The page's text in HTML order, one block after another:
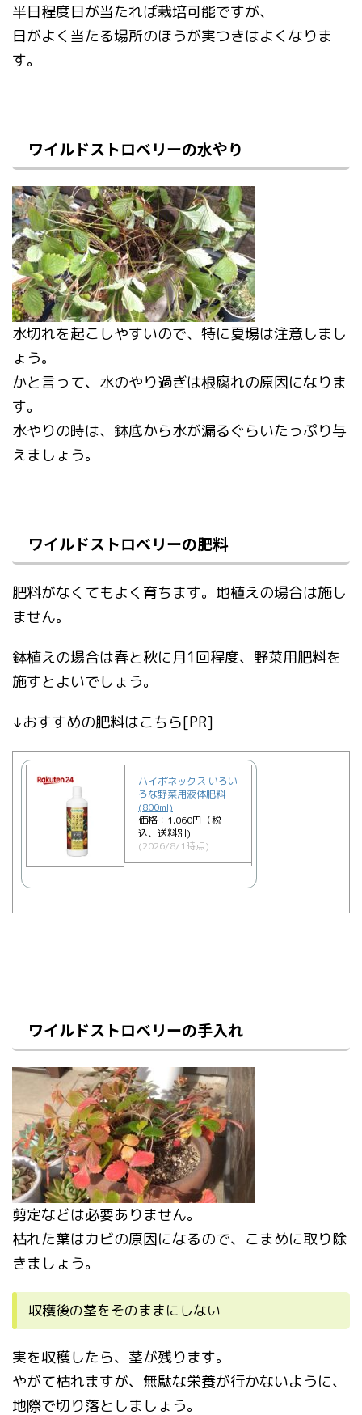
半日程度日が当たれば栽培可能ですが、
日がよく当たる場所のほうが実つきはよくなりま
す。
ワイルドストロベリーの水やり
水切れを起こしやすいので、特に夏場は注意しまし
ょう。
かと言って、水のやり過ぎは根腐れの原因になりま
す。
水やりの時は、鉢底から水が漏るぐらいたっぷり与
えましょう。
ワイルドストロベリーの肥料
肥料がなくてもよく育ちます。地植えの場合は施し
ません。
鉢植えの場合は春と秋に月1回程度、野菜用肥料を
施すとよいでしょう。
↓おすすめの肥料はこちら[PR]
ハイポネックス いろい
ろな野菜用液体肥料
(800ml)
価格：1,060円（税
込、送料別)
(2026/8/1時点)
ワイルドストロベリーの手入れ
剪定などは必要ありません。
枯れた葉はカビの原因になるので、こまめに取り除
きましょう。
収穫後の茎をそのままにしない
実を収穫したら、茎が残ります。
やがて枯れますが、無駄な栄養が行かないように、
地際で切り落としましょう。